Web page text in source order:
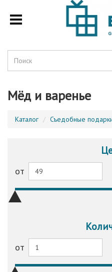
Мёд и варенье
Каталог Съедобные
от
от